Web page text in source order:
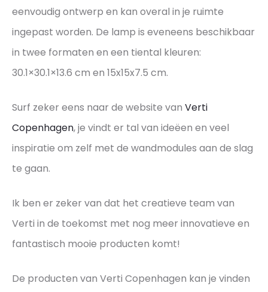
eenvoudig ontwerp en kan overal in je ruimte
ingepast worden. De lamp is eveneens beschikbaar
in twee formaten en een tiental kleuren:
30.1×30.1×13.6 cm en 15x15x7.5 cm.
Surf zeker eens naar de website van Verti
Copenhagen, je vindt er tal van ideëen en veel
inspiratie om zelf met de wandmodules aan de slag
te gaan.
Ik ben er zeker van dat het creatieve team van
Verti in de toekomst met nog meer innovatieve en
fantastisch mooie producten komt!
De producten van Verti Copenhagen kan je vinden